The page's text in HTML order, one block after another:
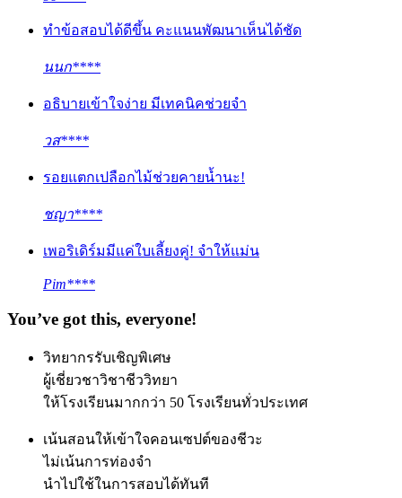
ทำข้อสอบได้ดีขึ้น คะแนนพัฒนาเห็นได้ชัด
นนก****
อธิบายเข้าใจง่าย มีเทคนิคช่วยจำ
วส****
รอยแตกเปลือกไม้ช่วยคายน้ำนะ!
ชญา****
เพอริเดิร์มมีแค่ใบเลี้ยงคู่! จำให้แม่น
Pim****
You’ve got this, everyone!
วิทยากรรับเชิญพิเศษ
ผู้เชี่ยวชาวิชาชีววิทยา
ให้โรงเรียนมากกว่า 50 โรงเรียนทั่วประเทศ
เน้นสอนให้เข้าใจคอนเซปต์ของชีวะ
ไม่เน้นการท่องจำ
นำไปใช้ในการสอบได้ทันที